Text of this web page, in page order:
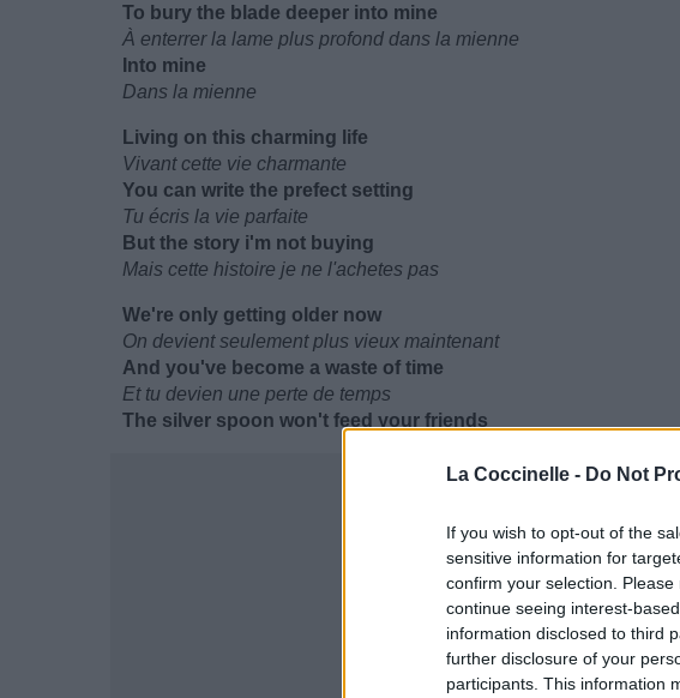
La Coccinelle - Do Not
If you wish to opt-out of the
sensitive information for
confirm your selection.
continue seeing interest-
information disclosed to third
further disclosure of your
participants. This information
To bury the blade deeper into mine
À enterrer la lame plus profond dans la mienne
Into mine
Dans la mienne
Living on this charming life
Vivant cette vie charmante
You can write the prefect setting
Tu écris la vie parfaite
But the story i'm not buying
Mais cette histoire je ne l'achetes pas
We're only getting older now
On devient seulement plus vieux maintenant
And you've become a waste of time
Et tu devien une perte de temps
The silver spoon won't feed your friends